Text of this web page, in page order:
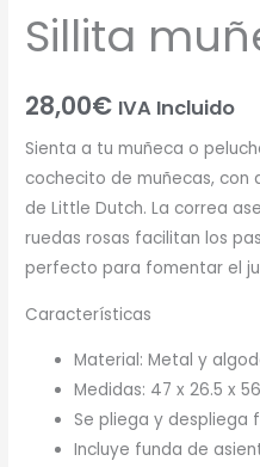
Sillita
28,00€ IVA Incluido
Sienta a tu muñeca o
cochecito de muñecas, con
de Little Dutch. La correa
ruedas rosas facilitan los
perfecto para fomentar el
Características
Material: Metal y
Medidas: 47 x 26.5 x
Se pliega y despliega
Incluye funda de